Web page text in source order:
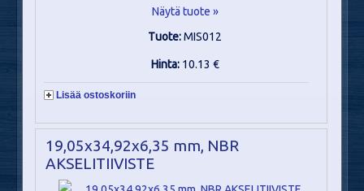
Näytä tuote »
Tuote:MIS012
Hinta: 10.13 €
Lisää ostoskoriin
19,05x34,92x6,35 mm, NBR
AKSELITIIVISTE